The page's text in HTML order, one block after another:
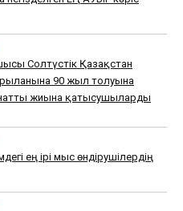
Солтүстік Қазақстан
90 жыл толуына
жиынға қатысушыларды
ең ірі мыс өндірушілердің